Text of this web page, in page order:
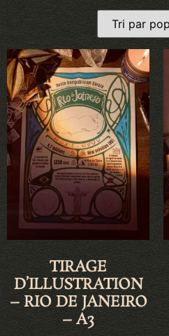
TIRAGE
D’ILLUSTRATION
– RIO DE JANEIRO
– A3